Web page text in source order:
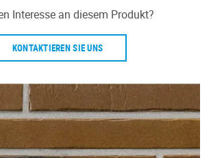
Interesse an diesem Produkt?
KONTAKTIEREN SIE UNS